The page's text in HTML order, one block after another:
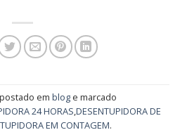
em blog e marcado
24 HORAS DESENTUPIDORA DE
EM CONTAGEM.